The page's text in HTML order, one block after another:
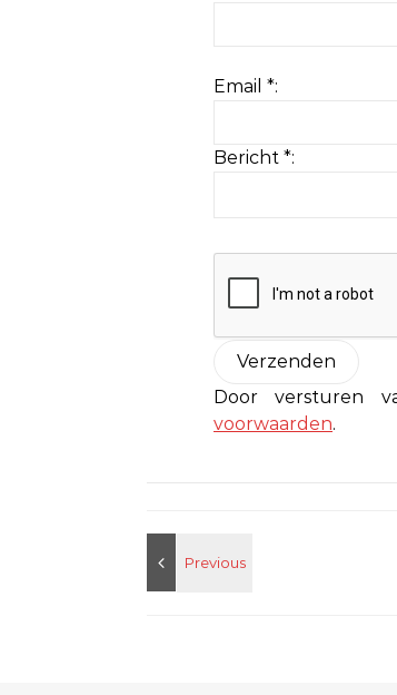
Email *:
Bericht *:
Door versturen
voorwaarden.